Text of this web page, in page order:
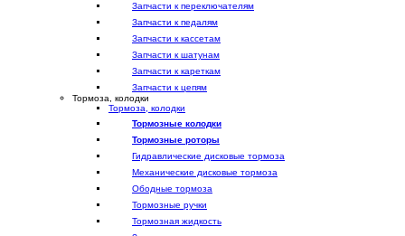
Запчасти к переключателям
Запчасти к педалям
Запчасти к кассетам
Запчасти к шатунам
Запчасти к кареткам
Запчасти к цепям
Тормоза, колодки
Тормоза, колодки
Тормозные колодки
Тормозные роторы
Гидравлические дисковые тормоза
Механические дисковые тормоза
Ободные тормоза
Тормозные ручки
Тормозная жидкость